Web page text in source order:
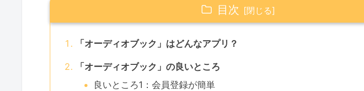
目次
「オーディオブック」はどんなアプリ？
「オーディオブック」の良いところ
良いところ1：会員登録が簡単